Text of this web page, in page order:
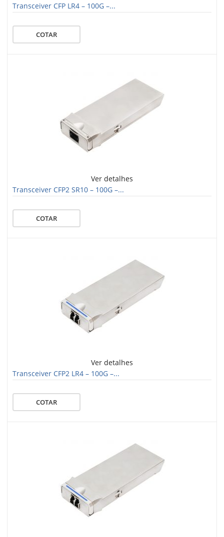
Transceiver CFP LR4 – 100G –...
COTAR
Ver detalhes
Transceiver CFP2 SR10 – 100G –...
COTAR
Ver detalhes
Transceiver CFP2 LR4 – 100G –...
COTAR